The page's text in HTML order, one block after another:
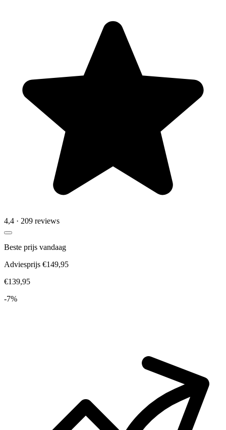
4,4 · 209 reviews
Beste prijs vandaag
Adviesprijs €149,95
€139,95
-7%